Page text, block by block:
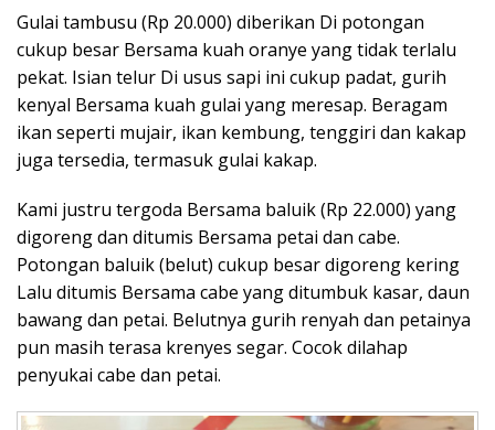
Gulai tambusu (Rp 20.000) diberikan Di potongan
cukup besar Bersama kuah oranye yang tidak terlalu
pekat. Isian telur Di usus sapi ini cukup padat, gurih
kenyal Bersama kuah gulai yang meresap. Beragam
ikan seperti mujair, ikan kembung, tenggiri dan kakap
juga tersedia, termasuk gulai kakap.
Kami justru tergoda Bersama baluik (Rp 22.000) yang
digoreng dan ditumis Bersama petai dan cabe.
Potongan baluik (belut) cukup besar digoreng kering
Lalu ditumis Bersama cabe yang ditumbuk kasar, daun
bawang dan petai. Belutnya gurih renyah dan petainya
pun masih terasa krenyes segar. Cocok dilahap
penyukai cabe dan petai.